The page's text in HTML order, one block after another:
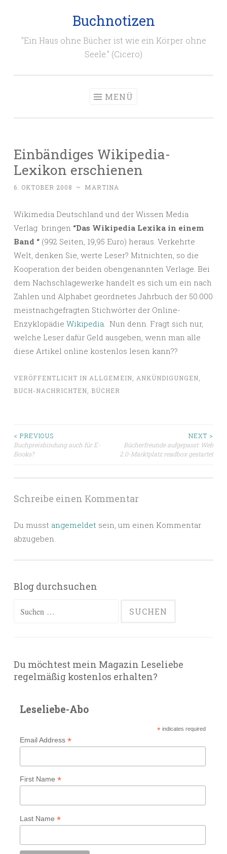
Buchnotizen
"Ein Haus ohne Bücher ist wie ein Körper ohne
Seele." (Cicero)
MENÜ
Einbändiges Wikipedia-
Lexikon erschienen
6. OKTOBER 2008 ~ MARTINA
Wikimedia Deutschland und der Wissen Media
Verlag bringen “Das Wikipedia Lexika in einem
Band “ (992 Seiten, 19,95 Euro) heraus. Verkehrte
Welt, denken Sie, werte Leser? Mitnichten, so die
Kooperation der beiden obengenannten Verlage. Bei
dem Nachschlagewerke handelt es sich um ein nach
Zahlen und Alphabet geordnetes Jahrbuch der 50.000
meistnachgefragten Stichwörter der Online-
Enzyklopädie Wikipedia. Nun denn. Fragt sich nur,
welche Leser dafür Geld ausgeben, wenn man alle
diese Artikel online kostenlos lesen kann??
VERÖFFENTLICHT IN ALLGEMEIN ANKÜNDIGUNGEN
BUCH-NACHRICHTEN
BÜCHER
Beitragsnavigation
< PREVIOUS
Buchpreisbindung auch für E-
Books?
NEXT >
Bücherfreunde aufgepasst: Web
2.0-Marktplatz readbox gestartet
Schreibe einen Kommentar
Du musst angemeldet sein, um einen Kommentar
abzugeben.
Blog durchsuchen
Suchen
Du möchtest mein Magazin Leseliebe
regelmäßig kostenlos erhalten?
Leseliebe-Abo
*indicates required
Email Address *
First Name *
Last Name *